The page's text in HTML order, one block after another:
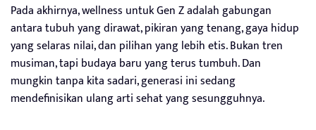
Pada akhirnya, wellness untuk Gen Z adalah gabungan
antara tubuh yang dirawat, pikiran yang tenang, gaya hidup
yang selaras nilai, dan pilihan yang lebih etis. Bukan tren
musiman, tapi budaya baru yang terus tumbuh. Dan
mungkin tanpa kita sadari, generasi ini sedang
mendefinisikan ulang arti sehat yang sesungguhnya.